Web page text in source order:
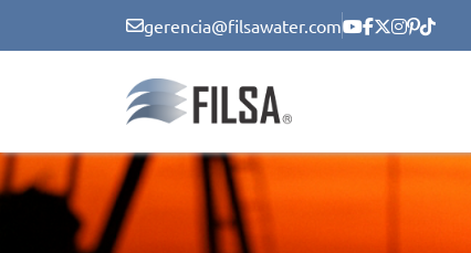
gerencia@filsawater.com